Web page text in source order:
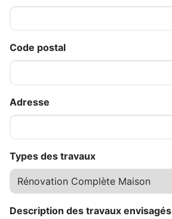
Code postal
Adresse
Types des travaux
Description des travaux envisagés